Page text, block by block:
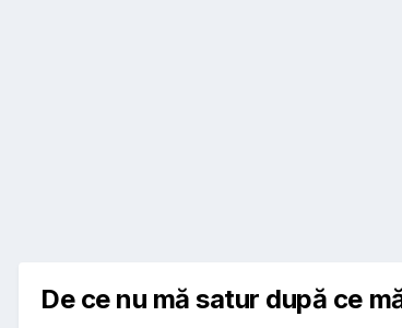
De ce nu mă satur după ce